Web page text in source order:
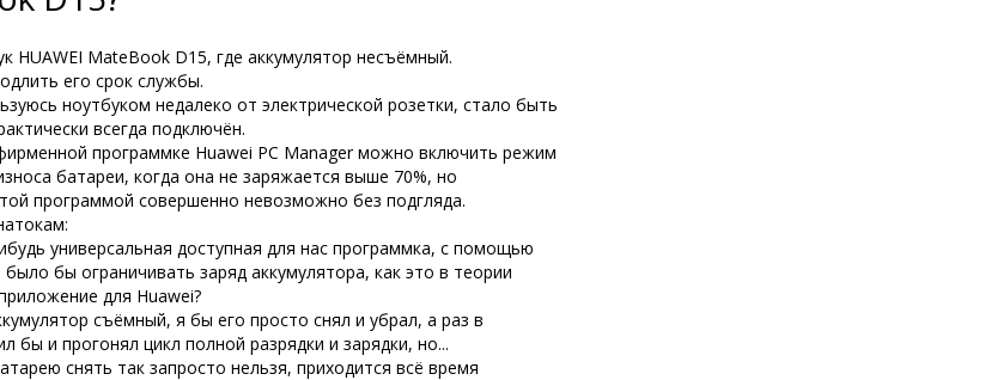
HUAWEI MateBook D15, где аккумулятор несъёмный.
его срок службы.
ноутбуком недалеко от электрической розетки, стало быть
всегда подключён.
программке Huawei PC Manager можно включить режим
батареи, когда она не заряжается выше 70%, но
программой совершенно невозможно без подгляда.
универсальная доступная для нас программка, с помощью
бы ограничивать заряд аккумулятора, как это в теории
для Huawei?
съёмный, я бы его просто снял и убрал, а раз в
бы и прогонял цикл полной разрядки и зарядки, но...
снять так запросто нельзя, приходится всё время